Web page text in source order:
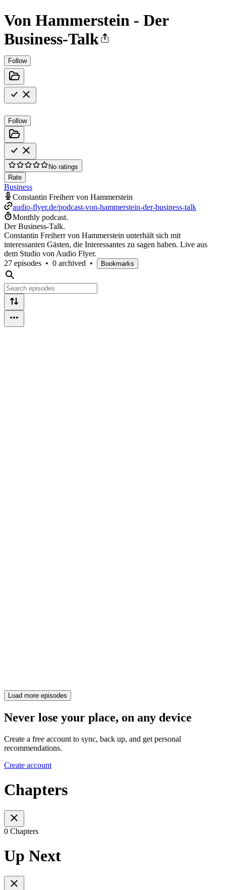
Von Hammerstein - Der
Business-Talk
Follow
Follow
No ratings
Rate
Business
Constantin Freiherr von Hammerstein
audio-flyer.de/podcast-von-hammerstein-der-business-talk
Monthly podcast.
Der Business-Talk.
Constantin Freiherr von Hammerstein unterhält sich mit
interessanten Gästen, die Interessantes zu sagen haben. Live aus
dem Studio von Audio Flyer.
27 episodes • 0 archived • Bookmarks
Load more episodes
Never lose your place, on any device
Create a free account to sync, back up, and get personal
recommendations.
Create account
Chapters
0 Chapters
Up Next